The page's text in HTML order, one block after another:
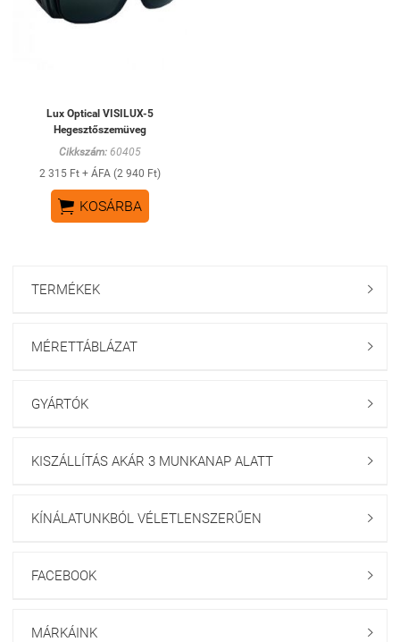
Lux Optical VISILUX-5
Hegesztőszemüveg
Cikkszám: 60405
2 315 Ft + ÁFA (2 940 Ft)
 KOSÁRBA
TERMÉKEK 
MÉRETTÁBLÁZAT 
GYÁRTÓK 
KISZÁLLÍTÁS AKÁR 3 MUNKANAP ALATT 
KÍNÁLATUNKBÓL VÉLETLENSZERŰEN 
FACEBOOK 
MÁRKÁINK 